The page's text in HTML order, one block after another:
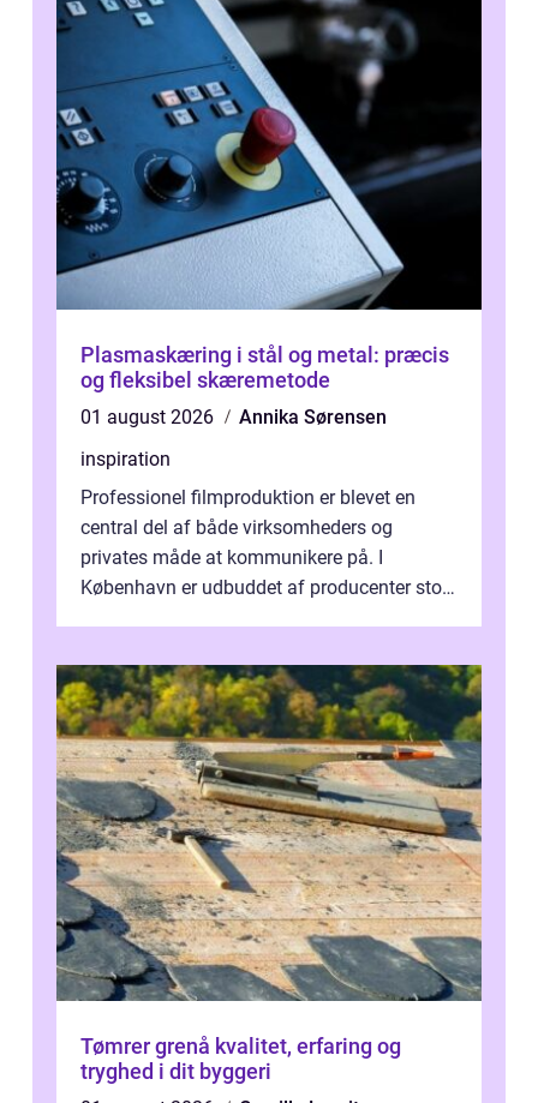
Plasmaskæring i stål og metal: præcis
og fleksibel skæremetode
01 august 2026
Annika Sørensen
inspiration
Professionel filmproduktion er blevet en
central del af både virksomheders og
privates måde at kommunikere på. I
København er udbuddet af producenter stort,
Tømrer grenå kvalitet, erfaring og
tryghed i dit byggeri